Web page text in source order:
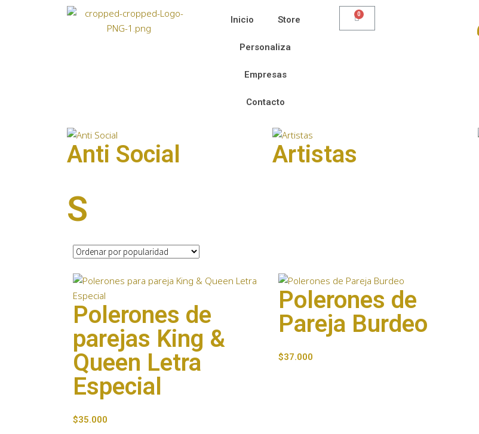
Inicio Store
Personaliza
Empresas
Contacto
Anti Social Artistas
S
Polerones de
parejas King &
Queen Letra
Especial
$35.000
Polerones de
Pareja Burdeo
$37.000